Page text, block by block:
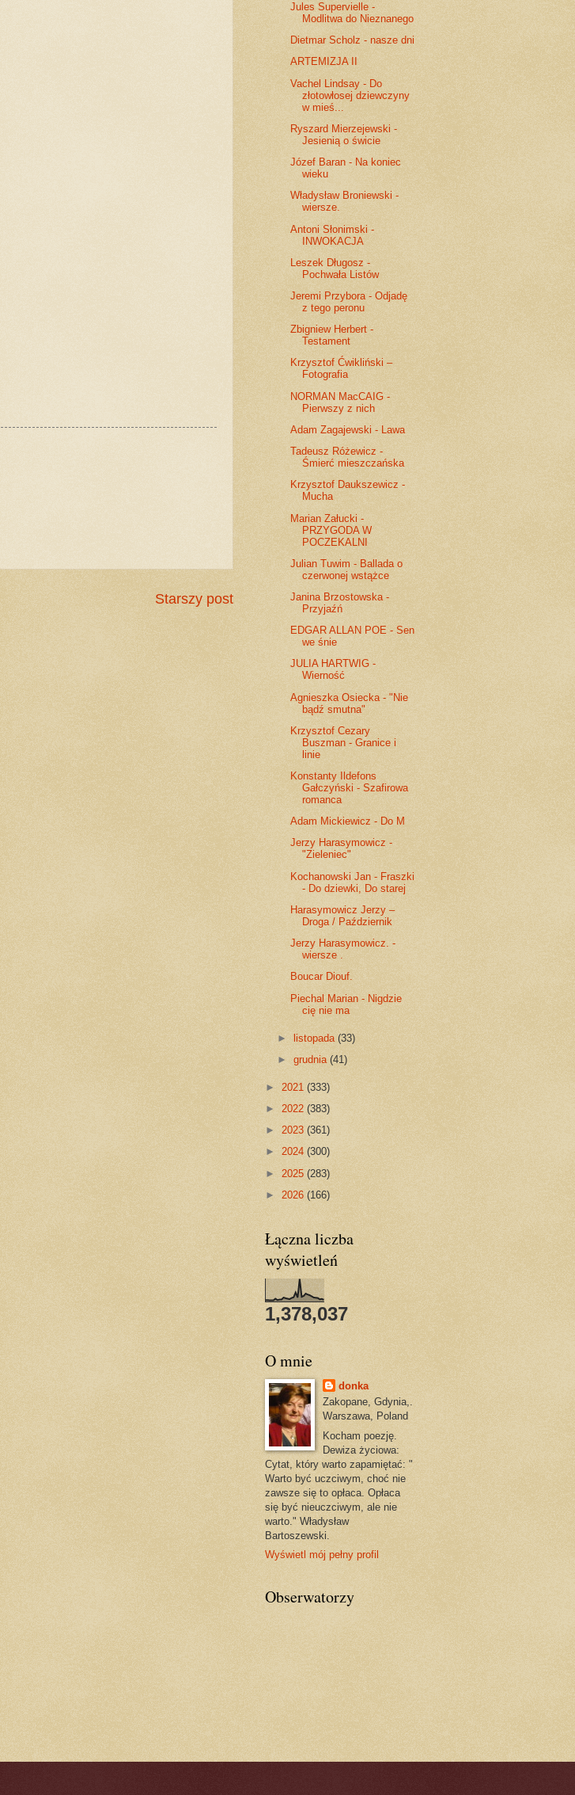
Starszy post
Jules Supervielle -
Modlitwa do Nieznanego
Dietmar Scholz - nasze dni
ARTEMIZJA II
Vachel Lindsay - Do
złotowłosej dziewczyny
w mieś...
Ryszard Mierzejewski -
Jesienią o świcie
Józef Baran - Na koniec
wieku
Władysław Broniewski -
wiersze.
Antoni Słonimski -
INWOKACJA
Leszek Długosz -
Pochwała Listów
Jeremi Przybora - Odjadę
z tego peronu
Zbigniew Herbert -
Testament
Krzysztof Ćwikliński –
Fotografia
NORMAN MacCAIG -
Pierwszy z nich
Adam Zagajewski - Lawa
Tadeusz Różewicz -
Śmierć mieszczańska
Krzysztof Daukszewicz -
Mucha
Marian Załucki -
PRZYGODA W
POCZEKALNI
Julian Tuwim - Ballada o
czerwonej wstążce
Janina Brzostowska -
Przyjaźń
EDGAR ALLAN POE - Sen
we śnie
JULIA HARTWIG -
Wierność
Agnieszka Osiecka - "Nie
bądź smutna"
Krzysztof Cezary
Buszman - Granice i
linie
Konstanty Ildefons
Gałczyński - Szafirowa
romanca
Adam Mickiewicz - Do M
Jerzy Harasymowicz -
"Zieleniec"
Kochanowski Jan - Fraszki
- Do dziewki, Do starej
Harasymowicz Jerzy –
Droga / Październik
Jerzy Harasymowicz. -
wiersze .
Boucar Diouf.
Piechal Marian - Nigdzie
cię nie ma
►listopada(33)
►grudnia(41)
► 2021 (333)
► 2022 (383)
► 2023 (361)
► 2024 (300)
► 2025 (283)
► 2026 (166)
Łączna liczba
wyświetleń
1,378,037
O mnie
donka
Zakopane, Gdynia,.
Warszawa, Poland
Kocham poezję.
Dewiza życiowa:
Cytat, który warto zapamiętać: "
Warto być uczciwym, choć nie
zawsze się to opłaca. Opłaca
się być nieuczciwym, ale nie
warto." Władysław
Bartoszewski.
Wyświetl mój pełny profil
Obserwatorzy